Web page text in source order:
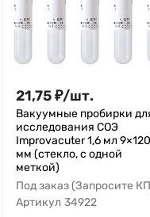
21,75₽/шт.
Вакуумные пробирки
исследования СОЭ
Improvacuter 1,6 мл 9×120
мм (стекло, с одной
меткой)
Под заказ (Запросите
Артикул 34922